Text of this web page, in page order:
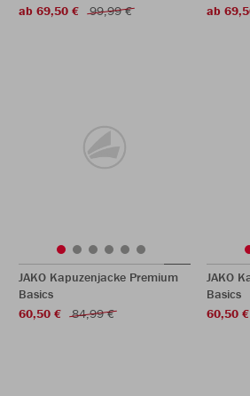
ab 69,50 €
99,99 €
ab
JAKO Kapuzenjacke Premium
Basics
60,50 €
84,99 €
JAKO
Basics
60,50 €